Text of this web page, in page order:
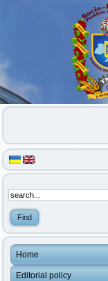
Home
Editorial policy